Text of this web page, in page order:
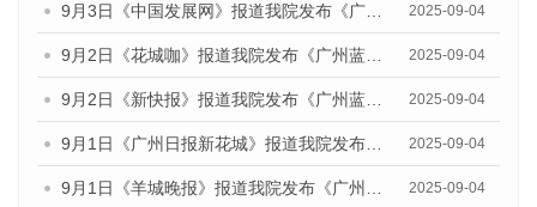
2025-09-04
2025-09-04
2025-09-04
2025-09-04
2025-09-04